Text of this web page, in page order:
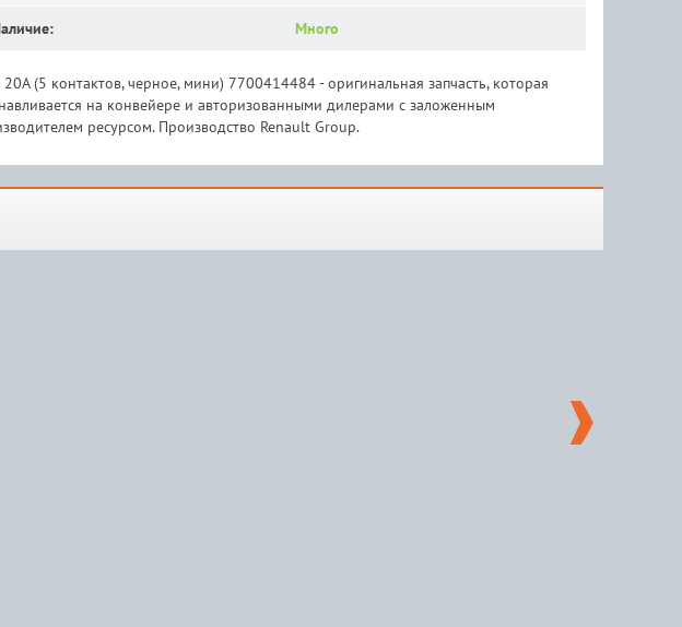
Много
20А (5 контактов, черное, мини) 7700414484 - оригинальная запчасть, которая
на конвейере и авторизованными дилерами с заложенным
ресурсом. Производство Renault Group.